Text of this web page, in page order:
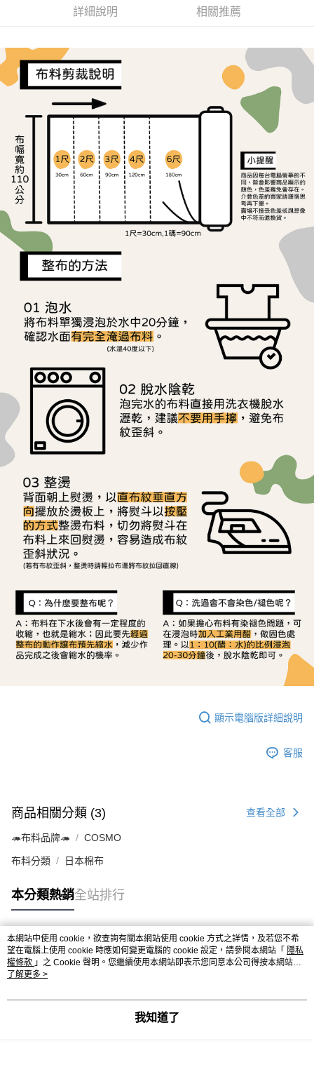
7-11取貨付款
每筆NT$65，滿NT$1,500(含以上)免運費
每筆NT$150，滿NT$1,500(含以上)免運費
離島宅配
每筆NT$240
詳細說明 相關推薦
顯示電腦版詳細說明
客服
商品相關分類 (3) 查看全部
🦔布料品牌🦔 COSMO
布料分類 日本棉布
本分類熱銷全站排行
熱門標籤
本網站中使用 cookie，欲查詢有關本網站使用 cookie 方式之詳情，及若您不希
望在電腦上使用 cookie 時應如何變更電腦的 cookie 設定，請參閱本網站「 隱私
權條款 」之 Cookie 聲明。您繼續使用本網站即表示您同意本公司得按本網站使
用條款之 Cookie 聲明使用 cookie。
了解更多 >
我知道了